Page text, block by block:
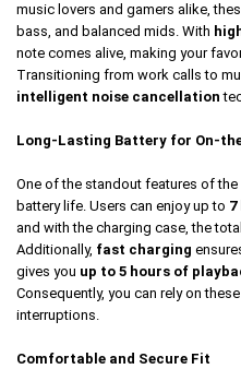
music lovers and gamers alike,
bass, and balanced mids. With
note comes alive, making your
Transitioning from work calls to
intelligent noise cancellation
Long-Lasting Battery for On-
One of the standout features of the
battery life. Users can enjoy up to
and with the charging case, the
Additionally, fast charging
gives you up to 5 hours of
Consequently, you can rely on
interruptions.
Comfortable and Secure Fit